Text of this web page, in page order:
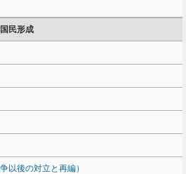
民形成
以後の対立と再編）